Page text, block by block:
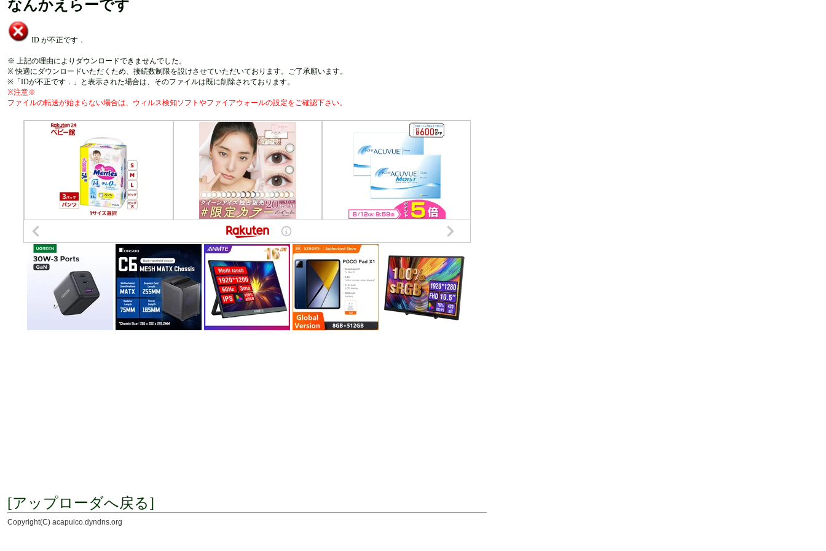
なんかえらーです
ID が不正です．
※ 上記の理由によりダウンロードできませんでした。
※ 快適にダウンロードいただくため、接続数制限を設けさせていただいております。ご了承願います。
※「IDが不正です．」と表示された場合は、そのファイルは既に削除されております。
※注意※
ファイルの転送が始まらない場合は、ウィルス検知ソフトやファイアウォールの設定をご確認下さい。
[アップローダへ戻る]
Copyright(C) acapulco.dyndns.org